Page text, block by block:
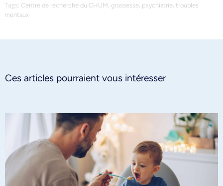
Tags: Centre de recherche du CHUM, grossesse, psychiatrie, troubles
mentaux
Ces articles pourraient vous intéresser